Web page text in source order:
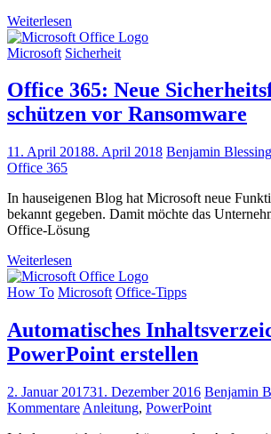
Weiterlesen
Microsoft Sicherheit
Office 365: Neue
schützen vor Ransomware
11. April 20188. April 2018 Benjamin Blessing
Office 365
In hauseigenen Blog hat Microsoft neue
bekannt gegeben. Damit möchte das
Office-Lösung
Weiterlesen
How To Microsoft Office-Tipps
Automatisches
PowerPoint erstellen
2. Januar 201731. Dezember 2016 Benjamin
Kommentare Anleitung, PowerPoint